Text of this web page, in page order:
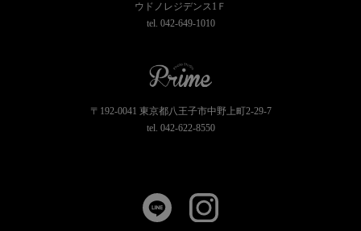
ウドノレジデンス1Ｆ
tel. 042-649-1010
〒192-0041 東京都八王子市中野上町2-29-7
tel. 042-622-8550